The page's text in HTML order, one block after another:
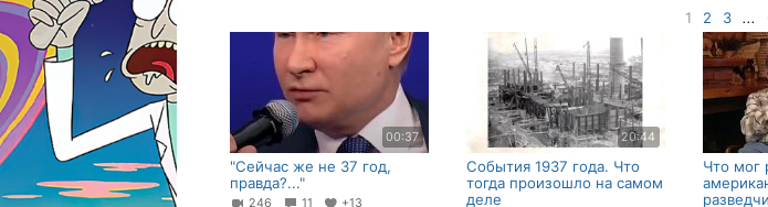
1 2 3 ...
00:37
"Сейчас же не 37 год,
правда?..."
246 11 +13
20:44
События 1937 года. Что
тогда произошло на самом
деле
Что мог